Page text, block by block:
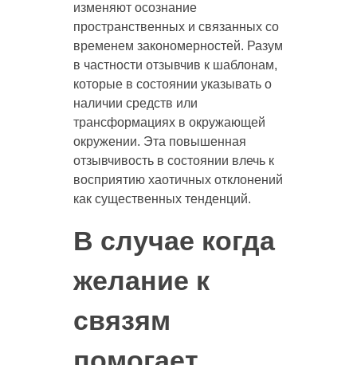
изменяют осознание
пространственных и связанных со
временем закономерностей. Разум
в частности отзывчив к шаблонам,
которые в состоянии указывать о
наличии средств или
трансформациях в окружающей
окружении. Эта повышенная
отзывчивость в состоянии влечь к
восприятию хаотичных отклонений
как существенных тенденций.
В случае когда
желание к
связям